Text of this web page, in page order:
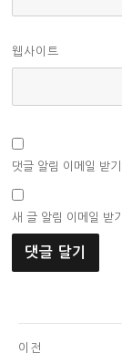
웹사이트
댓글 알림 이메일 받기
새 글 알림 이메일 받기
글
이전